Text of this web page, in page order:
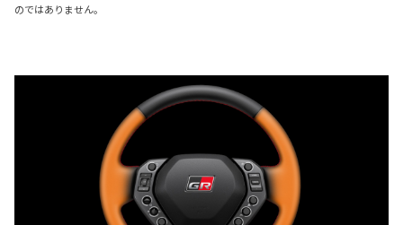
のではありません。